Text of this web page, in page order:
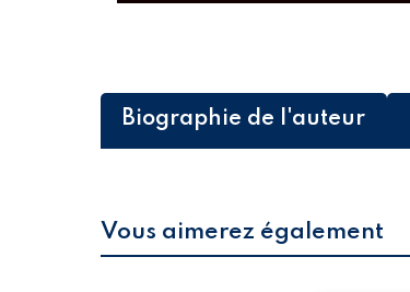
Biographie de l'auteur
Vous aimerez également